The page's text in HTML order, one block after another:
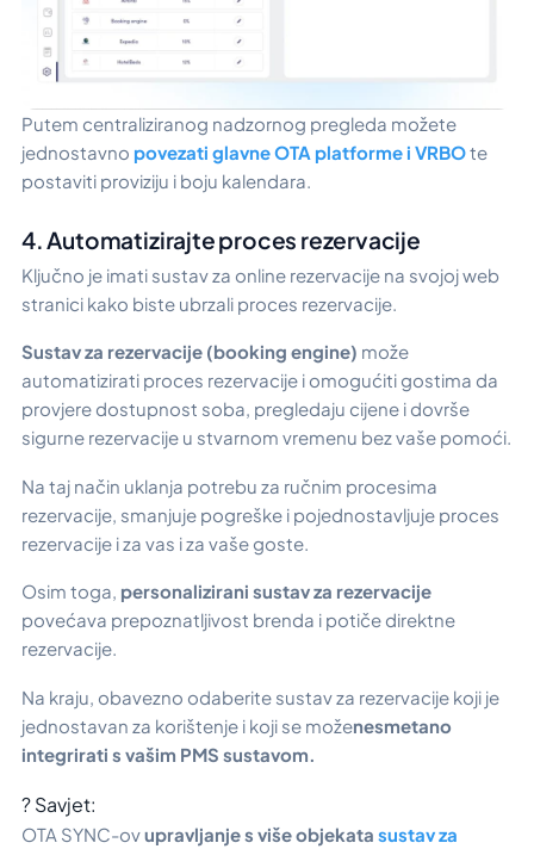
Putem centraliziranog nadzornog pregleda možete
jednostavno povezati glavne OTA platforme i VRBOte
postaviti proviziju i boju kalendara.
4. Automatizirajte proces rezervacije
Ključno je imati sustav za online rezervacije na svojoj web
stranici kako biste ubrzali proces rezervacije.
Sustav za rezervacije (booking engine) može
automatizirati proces rezervacije i omogućiti gostima da
provjere dostupnost soba, pregledaju cijene i dovrše
sigurne rezervacije u stvarnom vremenu bez vaše pomoći.
Na taj način uklanja potrebu za ručnim procesima
rezervacije, smanjuje pogreške i pojednostavljuje proces
rezervacije i za vas i za vaše goste.
Osim toga, personalizirani sustav za rezervacije
povećava prepoznatljivost brenda i potiče direktne
rezervacije.
Na kraju, obavezno odaberite sustav za rezervacije koji je
jednostavan za korištenje i koji se moženesmetano
integrirati s vašim PMS sustavom.
? Savjet:
OTA SYNC-ovupravljanje s više objekata sustav za